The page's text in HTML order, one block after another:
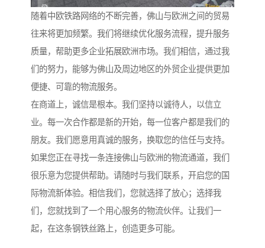
随着中欧铁路网络的不断完善，佛山与欧洲之间的贸易
往来将更加频繁。我们将继续优化服务流程，提升服务
质量，帮助更多企业拓展欧洲市场。我们相信，通过我
们的努力，能够为佛山及周边地区的外贸企业提供更加
便捷、可靠的物流服务。
在商道上，诚信是根本。我们坚持以诚待人，以信立
业。每一次合作都是新的开始，每一位客户都是我们的
朋友。我们愿意用真诚的服务，换取您的信任与支持。
如果您正在寻找一条连接佛山与欧洲的物流通道，我们
很乐意为您提供帮助。请随时与我们联系，开启您的国
际物流新体验。相信我们，您就选择了放心；选择我
们，您就找到了一个用心服务的物流伙伴。让我们一
起，在这条钢铁丝路上，创造更多可能。